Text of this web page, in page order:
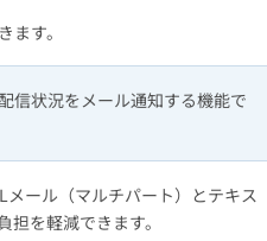
す。
信状況をメール通知する機能で
ール（マルチパート）とテキス
担を軽減できます。